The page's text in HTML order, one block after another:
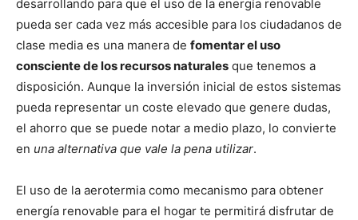
desarrollando para que el uso de la energía renovable
pueda ser cada vez más accesible para los ciudadanos de
clase media es una manera de fomentar el uso
consciente de los recursos naturales que tenemos a
disposición. Aunque la inversión inicial de estos sistemas
pueda representar un coste elevado que genere dudas,
el ahorro que se puede notar a medio plazo, lo convierte
en una alternativa que vale la pena utilizar.
El uso de la aerotermia como mecanismo para obtener
energía renovable para el hogar te permitirá disfrutar de